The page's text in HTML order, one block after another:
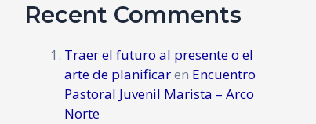
Recent Comments
Traer el futuro al presente o el
arte de planificaren Encuentro
Pastoral Juvenil Marista – Arco
Norte